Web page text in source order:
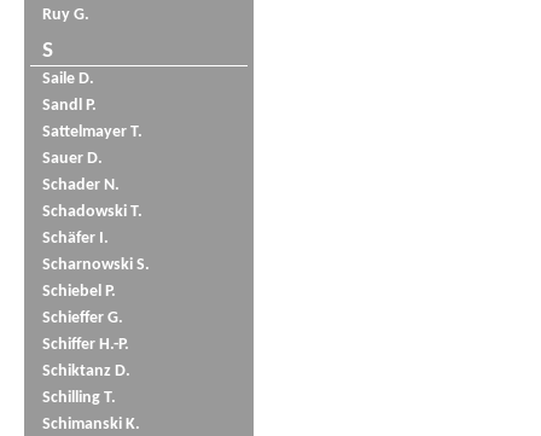
Ruy G.
S
Saile D.
Sandl P.
Sattelmayer T.
Sauer D.
Schader N.
Schadowski T.
Schäfer I.
Scharnowski S.
Schiebel P.
Schieffer G.
Schiffer H.-P.
Schiktanz D.
Schilling T.
Schimanski K.